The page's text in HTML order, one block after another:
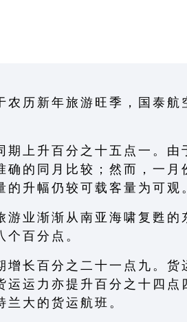
农 历 新 年 旅 游 旺 季 ， 国 泰 航
期 上 升 百 分 之 十 五 点 一 。 由
确 的 同 月 比 较 ； 然 而 ， 一 月
升 幅 仍 较 可 载 客 量 为 可 观 。
业 渐 渐 从 南 亚 海 啸 复 甦 的
百 分 点 。
长 百 分 之 二 十 一 点 九 。 货
运 运 力 亦 提 升 百 分 之 十 四 点
兰 大 的 货 运 航 班 。